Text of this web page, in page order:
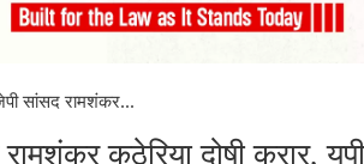
सांसद रामशंकर...
कठेरिया दोषी करार,